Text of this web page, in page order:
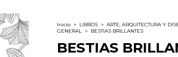
Inicio > LIBROS > ARTE, ARQUITECTURA Y
GENERAL > BESTIAS BRILLANTES
BESTIAS